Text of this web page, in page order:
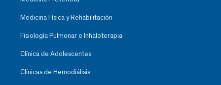
Medicina Física y Rehabilitación
Fisiología Pulmonar e Inhaloterapia
Clínica de Adolescentes
Clínicas de Hemodiálisis